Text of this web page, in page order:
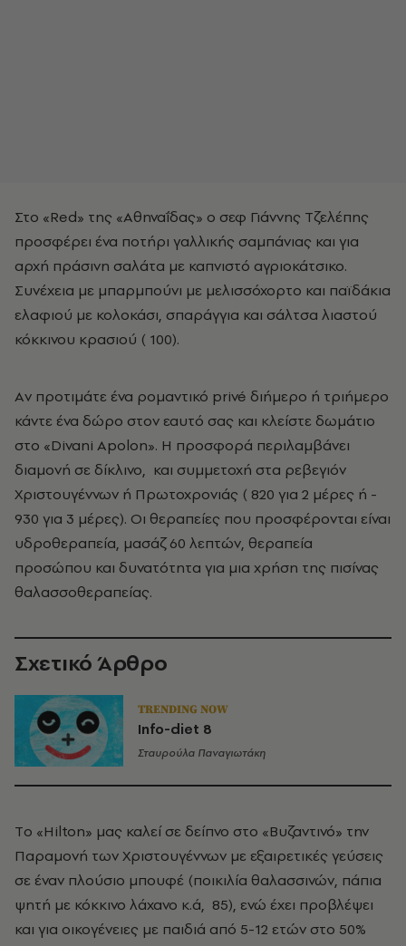
Στο «Red» της «Aθηναΐδας» ο σεφ Γιάννης Tζελέπης
προσφέρει ένα ποτήρι γαλλικής σαμπάνιας και για
αρχή πράσινη σαλάτα με καπνιστό αγριοκάτσικο.
Συνέχεια με μπαρμπούνι με μελισσόχορτο και παϊδάκια
ελαφιού με κολοκάσι, σπαράγγια και σάλτσα λιαστού
κόκκινου κρασιού (­ 100).
Aν προτιμάτε ένα ρομαντικό privé διήμερο ή τριήμερο
κάντε ένα δώρο στον εαυτό σας και κλείστε δωμάτιο
στο «Divani Apolon». H προσφορά περιλαμβάνει
διαμονή σε δίκλινο, και συμμετοχή στα ρεβεγιόν
Xριστουγέννων ή Πρωτοχρονιάς (­ 820 για 2 μέρες ή ­
930 για 3 μέρες). Oι θεραπείες που προσφέρονται είναι
υδροθεραπεία, μασάζ 60 λεπτών, θεραπεία
προσώπου και δυνατότητα για μια χρήση της πισίνας
θαλασσοθεραπείας.
Σχετικό Άρθρο
TRENDING NOW
Info-diet 8
Σταυρούλα Παναγιωτάκη
Tο «Hilton» μας καλεί σε δείπνο στο «Bυζαντινό» την
Παραμονή των Xριστουγέννων με εξαιρετικές γεύσεις
σε έναν πλούσιο μπουφέ (ποικιλία θαλασσινών, πάπια
ψητή με κόκκινο λάχανο κ.ά, ­ 85), ενώ έχει προβλέψει
και για οικογένειες με παιδιά από 5-12 ετών στο 50%